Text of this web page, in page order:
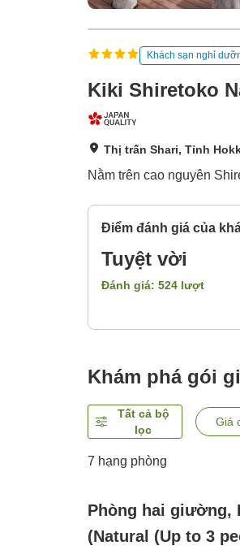
Khách sạn nghỉ
Kiki Shiretoko
Thị trấn Shari, Tỉnh
Nằm trên cao nguyên
Điểm đánh giá của
Tuyệt vời
Đánh giá: 524 lượt
Khám phá gói
Tất cả bộ
lọc
Giá
7 hạng phòng
Phòng hai giường,
(Natural (Up to 3